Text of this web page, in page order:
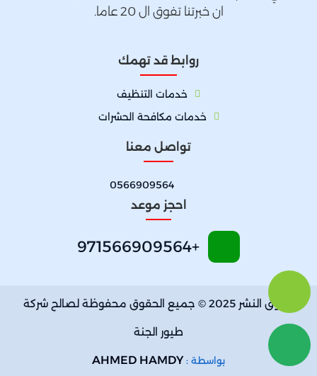
ان خبرتنا تفوق ال 20 عاما.
روابط قد تهمك
خدمات التنظيف
خدمات مكافحة الحشرات
تواصل معنا
0566909564
احجز موعد
+971566909564
حقوق النشر 2025 © جميع الحقوق محفوظة لصالح شركة
طيور الجنة
بواسطة : AHMED HAMDY